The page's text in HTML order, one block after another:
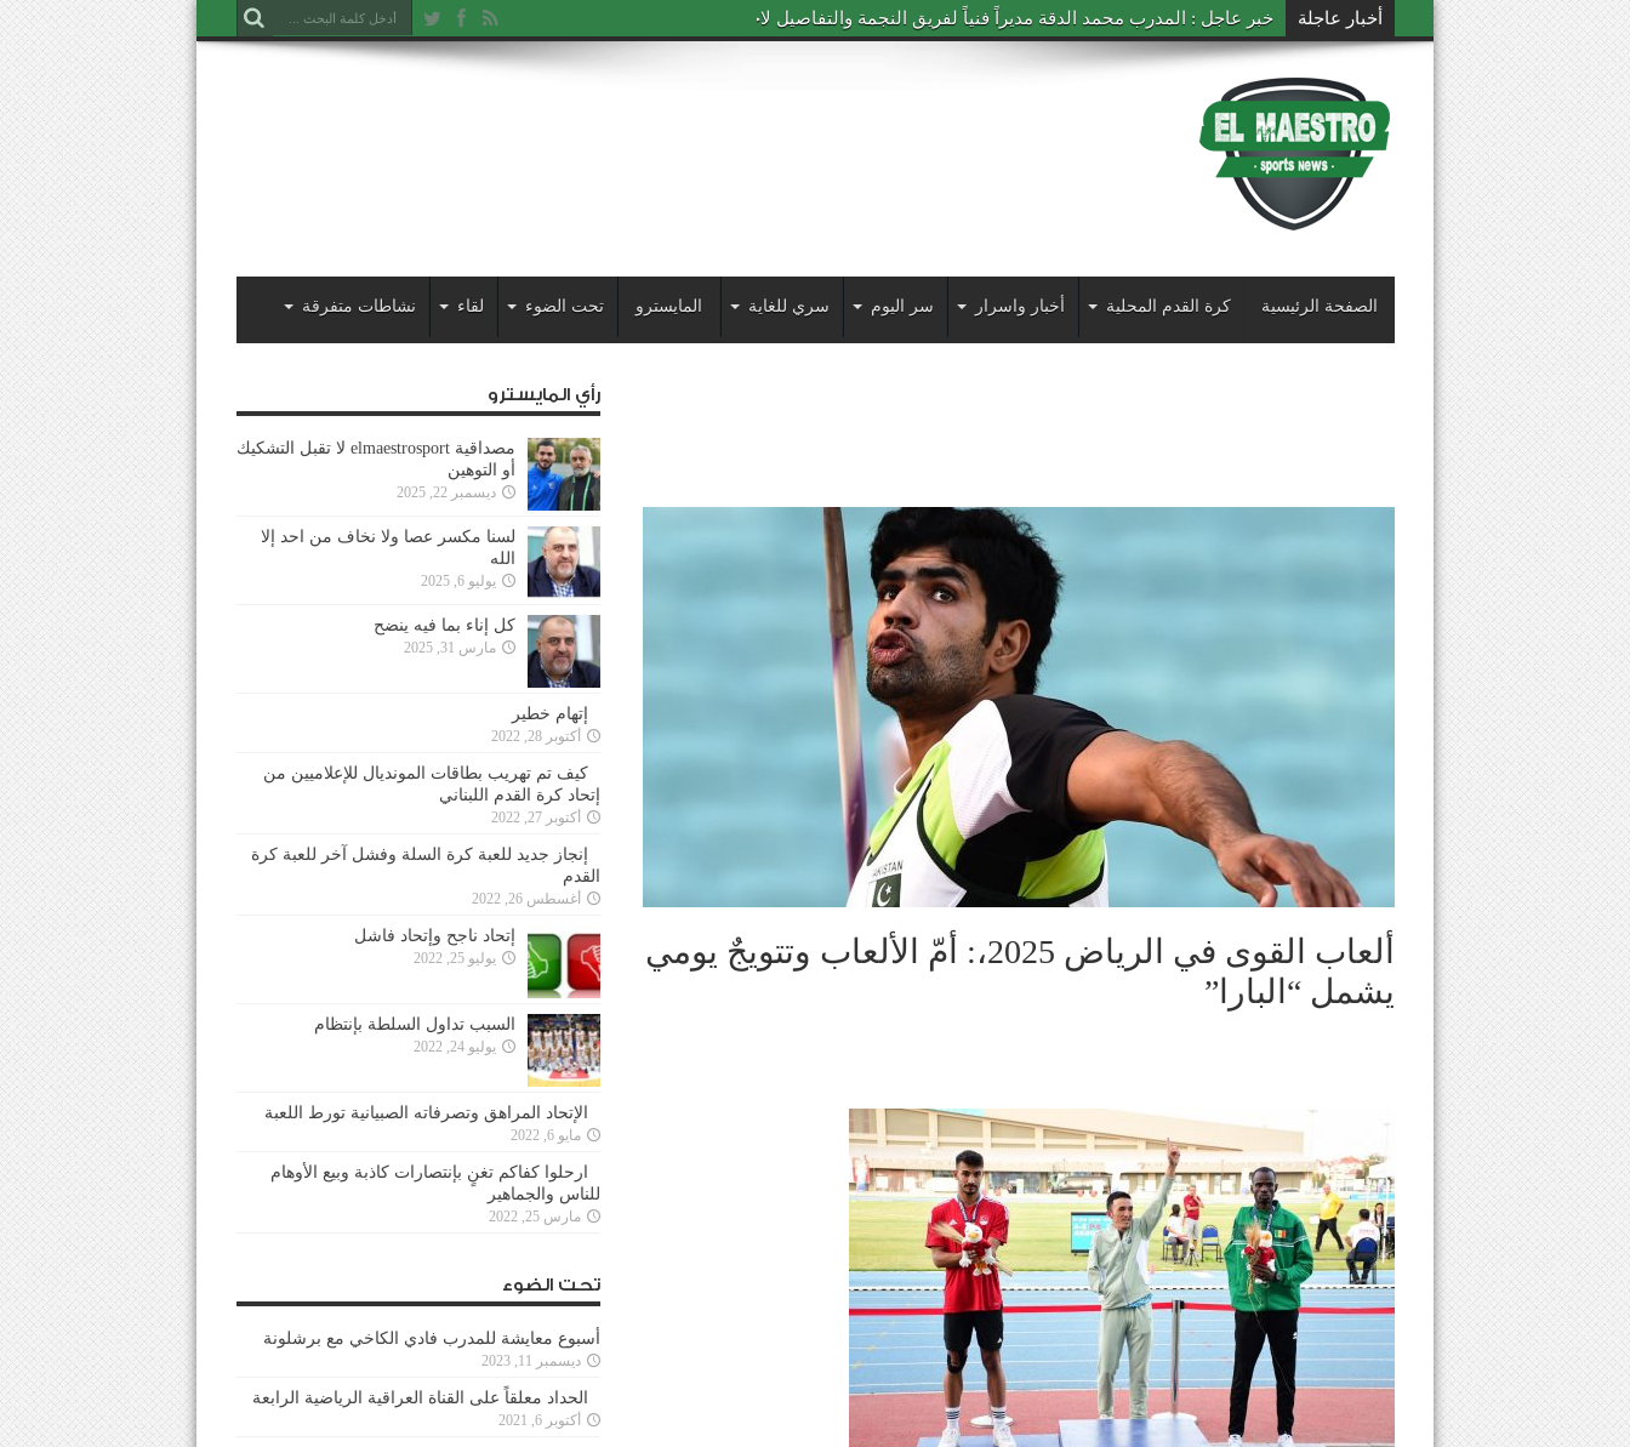
أخبار عاجلة خبر عاجل : المدرب محمد الدقة مديراً فنياً لفريق النجمة والتفاصيل لاحقاً
الصفحة الرئيسية كرة القدم المحلية أخبار واسرار سر اليوم سري للغاية المايسترو تحت الضوء لقاء نشاطات متفرقة
ألعاب القوى في الرياض 2025،: أمّ الألعاب وتتويجٌ يومي
يشمل “البارا”
رأي المايسترو
مصداقية elmaestrosport لا تقبل التشكيك
أو التوهين
ديسمبر 22, 2025
لسنا مكسر عصا ولا نخاف من احد إلا
الله
يوليو 6, 2025
كل إناء بما فيه ينضح
مارس 31, 2025
إتهام خطير
أكتوبر 28, 2022
كيف تم تهريب بطاقات المونديال للإعلاميين من
إتحاد كرة القدم اللبناني
أكتوبر 27, 2022
إنجاز جديد للعبة كرة السلة وفشل آخر للعبة كرة
القدم
أغسطس 26, 2022
إتحاد ناجح وإتحاد فاشل
يوليو 25, 2022
السبب تداول السلطة بإنتظام
يوليو 24, 2022
الإتحاد المراهق وتصرفاته الصبيانية تورط اللعبة
مايو 6, 2022
ارحلوا كفاكم تغنٍ بإنتصارات كاذبة وبيع الأوهام
للناس والجماهير
مارس 25, 2022
تحت الضوء
أسبوع معايشة للمدرب فادي الكاخي مع برشلونة
ديسمبر 11, 2023
الحداد معلقاً على القناة العراقية الرياضية الرابعة
أكتوبر 6, 2021